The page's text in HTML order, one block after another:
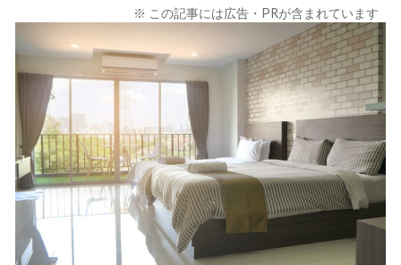
※ この記事には広告・PRが含まれています